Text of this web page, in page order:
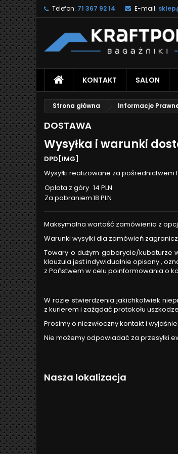
Telefon: 71 367 92 14 E-mail:
KONTAKT SALON
Strona główna Informacje
DOSTAWA
Wysyłka i warunki
DPD[IMG]
Wysyłki realizowane za pośrednictwem
Opłata z góry 14 PLN
Za pobraniem18 PLN
Maksymalna wartość zamówienia z
Warunki wysyłki dla zamówień
Towary o dużym gabarycie/kubaturze
klauzula jest indywidualnie opisany ,
z Państwem w celu poinformowania o
W razie stwierdzenia jakichkolwiek
z kurierem i zażądać protokołu
Prosimy o niezwłoczny kontakt i
Nie możemy odpowiadać za przesyłki
Nasza lokalizacja